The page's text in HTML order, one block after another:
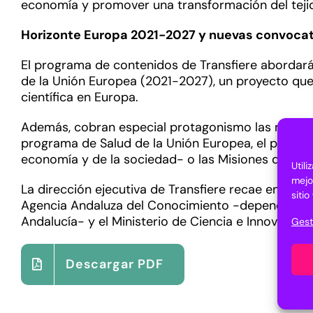
sitio
economía y promover una transformación del
Horizonte Europa 2021-2027 y nuevas
El programa de contenidos de Transfiere
de la Unión Europea (2021-2027), un proyecto
científica en Europa.
Además, cobran especial protagonismo las
programa de Salud de la Unión Europea, el
economía y de la sociedad- o las Misiones de
La dirección ejecutiva de Transfiere recae en
Agencia Andaluza del Conocimiento -
Andalucía- y el Ministerio de Ciencia e
Descargar PDF